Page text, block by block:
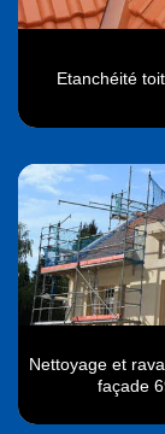
Etanchéité
Nettoyage et
façade